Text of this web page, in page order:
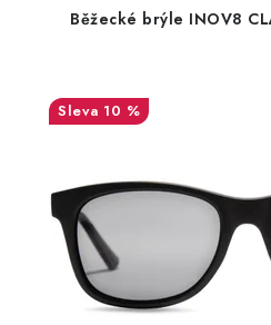
Běžecké brýle INOV8
10 %